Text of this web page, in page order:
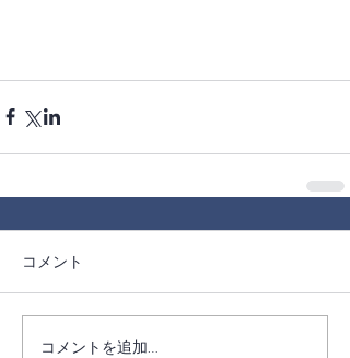
コメント
コメントを追加…